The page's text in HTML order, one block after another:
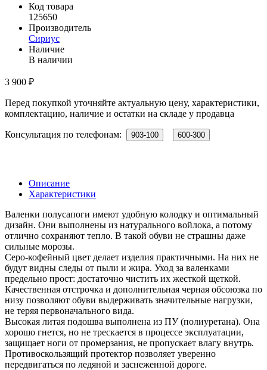
Код товара
125650
Производитель
Сириус
Наличие
В наличии
3 900 ₽
Перед покупкой уточняйте актуальную цену, характеристики,
комплектацию, наличие и остатки на складе у продавца
Консультация по телефонам: 903-100 600-300
Описание
Характеристики
Валенки полусапоги имеют удобную колодку и оптимальный
дизайн. Они выполнены из натурального войлока, а потому
отлично сохраняют тепло. В такой обуви не страшны даже
сильные морозы.
Серо-кофейный цвет делает изделия практичными. На них не
будут видны следы от пыли и жира. Уход за валенками
предельно прост: достаточно чистить их жесткой щеткой.
Качественная отстрочка и дополнительная черная обсоюзка по
низу позволяют обуви выдерживать значительные нагрузки,
не теряя первоначального вида.
Высокая литая подошва выполнена из ПУ (полиуретана). Она
хорошо гнется, но не трескается в процессе эксплуатации,
защищает ноги от промерзания, не пропускает влагу внутрь.
Противоскользящий протектор позволяет уверенно
передвигаться по ледяной и заснеженной дороге.